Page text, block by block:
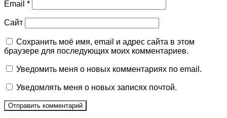
Email *
Сайт
Сохранить моё имя, email и адрес сайта в этом
браузере для последующих моих комментариев.
Уведомить меня о новых комментариях по email.
Уведомлять меня о новых записях почтой.